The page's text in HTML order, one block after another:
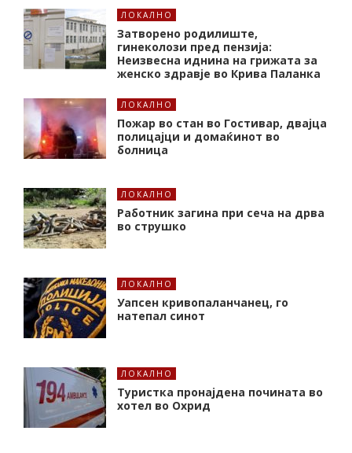
ЛОКАЛНО
Затворено родилиште,
гинеколози пред пензија:
Неизвесна иднина на грижата за
женско здравје во Крива Паланка
ЛОКАЛНО
Пожар во стан во Гостивар, двајца
полицајци и домаќинот во
болница
ЛОКАЛНО
Работник загина при сеча на дрва
во струшко
ЛОКАЛНО
Уапсен кривопаланчанец, го
натепал синот
ЛОКАЛНО
Туристка пронајдена почината во
хотел во Охрид